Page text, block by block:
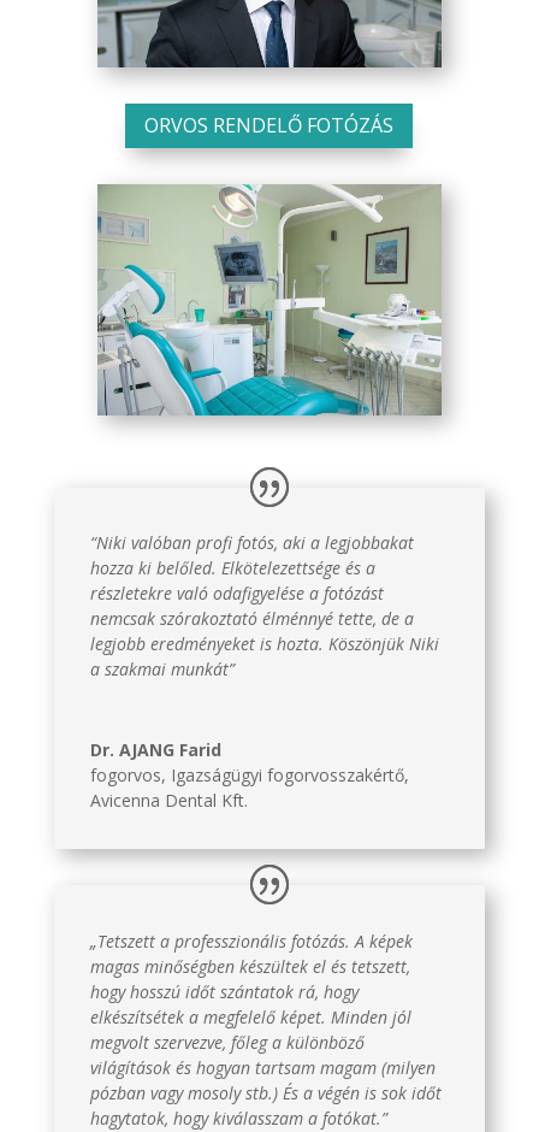
ORVOS RENDELŐ FOTÓZÁS
“Niki valóban profi fotós, aki a legjobbakat
hozza ki belőled. Elkötelezettsége és a
részletekre való odafigyelése a fotózást
nemcsak szórakoztató élménnyé tette, de a
legjobb eredményeket is hozta. Köszönjük Niki
a szakmai munkát”
Dr. AJANG Farid
fogorvos, Igazságügyi fogorvosszakértő,
Avicenna Dental Kft.
„Tetszett a professzionális fotózás. A képek
magas minőségben készültek el és tetszett,
hogy hosszú időt szántatok rá, hogy
elkészítsétek a megfelelő képet. Minden jól
megvolt szervezve, főleg a különböző
világítások és hogyan tartsam magam (milyen
pózban vagy mosoly stb.) És a végén is sok időt
hagytatok, hogy kiválasszam a fotókat.”